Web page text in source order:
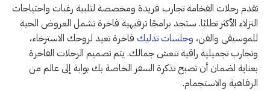
تقدم رحلات الفخامة تجارب فريدة ومخصصة لتلبية رغبات واحتياجات
النزلاء الأكثر تطلبًا. ستجد برامجًا ترفيهية فاخرة تشمل العروض الحية
للموسيقى والفن، وجلسات تدليك فاخرة تعيد لروحك الاسترخاء،
وتجارب تجميلية راقية تنعش جمالك. يتم تصميم الرحلات الفاخرة
بعناية لضمان أن تصبح تذكرة السفر الخاصة بك بوابة إلى عالم من
الرفاهية والاستجمام.